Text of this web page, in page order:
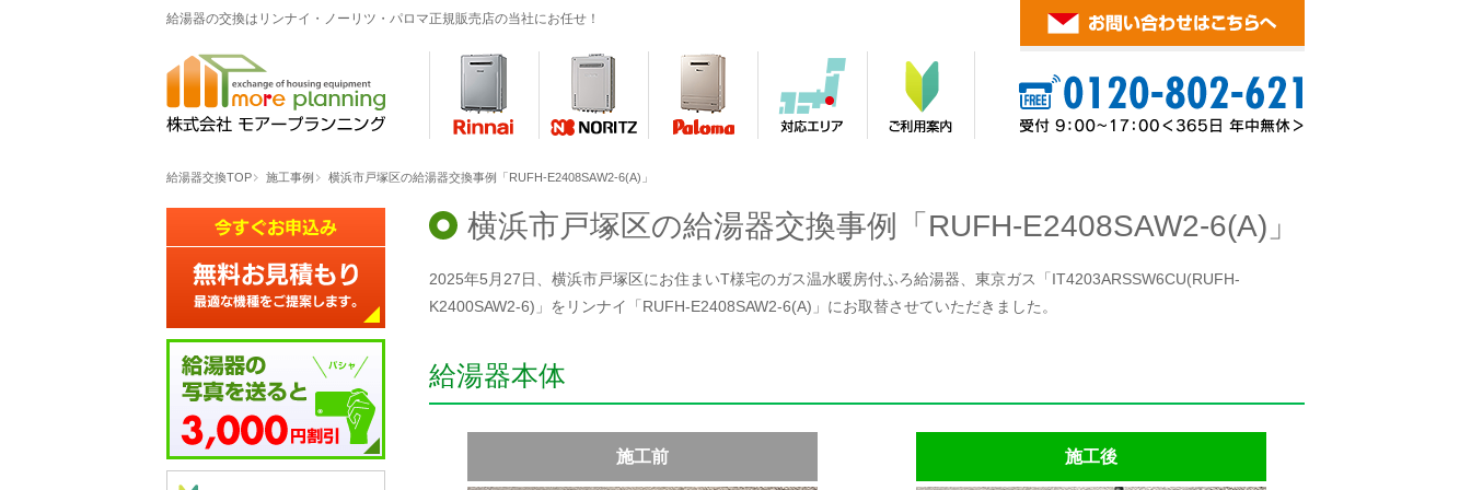
給湯器の交換はリンナイ・ノーリツ・パロマ正規販売店の当社にお任せ！
給湯器交換TOP 施工事例 横浜市戸塚区の給湯器交換事例「RUFH-E2408SAW2-6(A)」
横浜市戸塚区の給湯器交換事例「RUFH-E2408SAW2-6(A)」
2025年5月27日、横浜市戸塚区にお住まいT様宅のガス温水暖房付ふろ給湯器、東京ガス「IT4203ARSSW6CU(RUFH-
K2400SAW2-6)」をリンナイ「RUFH-E2408SAW2-6(A)」にお取替させていただきました。
給湯器本体
施工前 施工後